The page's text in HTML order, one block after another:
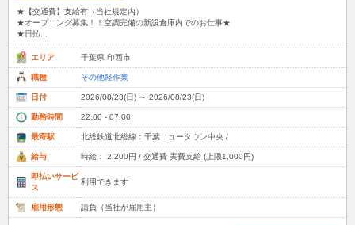
★【交通費】支給有（当社規定内）
★オープニング募集！！空調完備の新設倉庫内でのお仕事★
★日払...
エリア 千葉県 印西市
職種 その他軽作業
日付 2026/08/23(日) ～ 2026/08/23(日)
勤務時間 22:00 - 07:00
最寄駅 北総鉄道北総線：千葉ニュータウン中央 /
給与 時給： 2,200円 / 交通費 実費支給 (上限1,000円)
即払いサービ
ス
利用できます
雇用形態 請負（当社が雇用主）